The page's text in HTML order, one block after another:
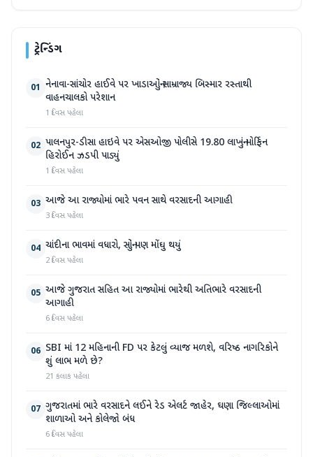
ટ્રેન્ડિંગ
01 નેનાવા-સાંચોર હાઈવે પર ખાડાઓનું સામ્રાજ્ય બિસ્માર રસ્તાથી
વાહનચાલકો પરેશાન
1 દિવસ પહેલા
02 પાલનપુર-ડીસા હાઇવે પર એસઓજી પોલીસે 19.80 લાખનું મોર્ફિન
હિરોઈન ઝડપી પાડ્યું
1 દિવસ પહેલા
03 આજે આ રાજ્યોમાં ભારે પવન સાથે વરસાદની આગાહી
3 દિવસ પહેલા
04 ચાંદીના ભાવમાં વધારો, સોનું પણ મોંઘુ થયું
2 દિવસ પહેલા
05 આજે ગુજરાત સહિત આ રાજ્યોમાં ભારેથી અતિભારે વરસાદની
આગાહી
6 દિવસ પહેલા
06 SBI માં 12 મહિનાની FD પર કેટલું વ્યાજ મળશે, વરિષ્ઠ નાગરિકોને
શું લાભ મળે છે?
21 કલાક પહેલા
07 ગુજરાતમાં ભારે વરસાદને લઈને રેડ એલર્ટ જાહેર, ઘણા જિલ્લાઓમાં
શાળાઓ અને કોલેજો બંધ
6 દિવસ પહેલા